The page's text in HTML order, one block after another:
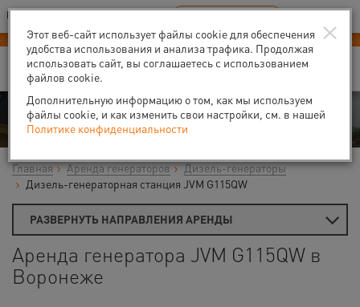
Ваш город:Воронеж
В Вашем регионе нет наших офисов RU EN
Аренда
Главная Аренда генераторов
Дизель-генераторы
Дизель-генераторная станция JVM G115QW
РАЗВЕРНУТЬ НАПРАВЛЕНИЯ АРЕНДЫ
Аренда генератора JVM G115QW в
Воронеже
×
Этот веб-сайт использует файлы cookie для обеспечения
удобства использования и анализа трафика. Продолжая
использовать сайт, вы соглашаетесь с использованием
файлов cookie.
Дополнительную информацию о том, как мы используем
файлы cookie, и как изменить свои настройки, см. в нашей
Политике конфиденциальности